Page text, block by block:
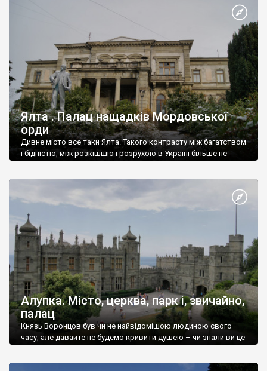
Ялта . Палац нащадків Мордовської
орди
Дивне місто все таки Ялта. Такого контрасту між багатством
і бідністю, між розкішшю і розрухою в Україні більше не
Алупка. Місто, церква, парк і, звичайно,
палац
Князь Воронцов був чи не найвідомішою людиною свого
часу, але давайте не будемо кривити душею – чи знали ви це